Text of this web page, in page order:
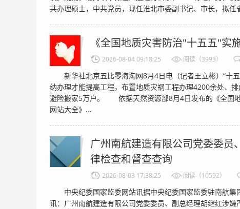
共办理硕士，中共党员，现任淮北市委副书记、市长，拟任
《全国地质灾害防治"十五五"实
2026-08-04 09:18:25 阅读（3993）
新华社北京五比零海淘网8月4日电（记者王立彬）“十五
纳办理才能提高工程，布置地质灾祸工程办理4200余处、
避险搬家5万户。 依据天然资源部8月4日发布的《全国地
网站大全》...
广州南航建造有限公司党委委员
律检查和督查查询
2026-08-03 17:38:25 阅读（10592）
中央纪委国家监委网站讯据中央纪委国家监委驻南航集
讯：广州南航建造有限公司党委委员、副总经理胡继红涉